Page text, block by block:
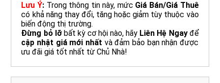
Lưu Ý: Trong thông tin này, mức Giá Bán/Giá Thuê
có khả năng thay đổi, tăng hoặc giảm tùy thuộc vào
biến động thị trường.
Đừng bỏ lỡbất kỳ cơ hội nào, hãy Liên Hệ Ngayđể
cập nhật giá mới nhất và đảm bảo bạn nhận được
ưu đãi giá tốt nhất từ Chủ Nhà!